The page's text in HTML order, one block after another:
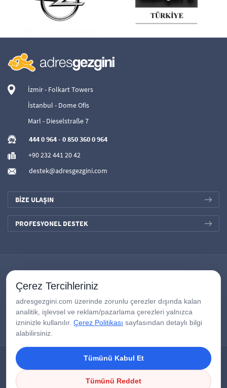
İzmir - Folkart Towers
İstanbul - Dome Ofis
Marl - Dieselstraße 7
444 0 964- 0 850 360 0 964
+90 232 441 20 42
destek@adresgezgini.com
BİZE ULAŞIN
PROFESYONEL DESTEK
Google Third-Party Policy/Disclosure Notice
Çerez Tercihleriniz
adresgezgini.com üzerinde zorunlu çerezler dışında kalan
analitik, işlevsel ve reklam/pazarlama çerezleri yalnızca
izninizle kullanılır. Çerez Politikası sayfasından detaylı bilgi
alabilirsiniz.
Tümünü Kabul Et
Tümünü Reddet